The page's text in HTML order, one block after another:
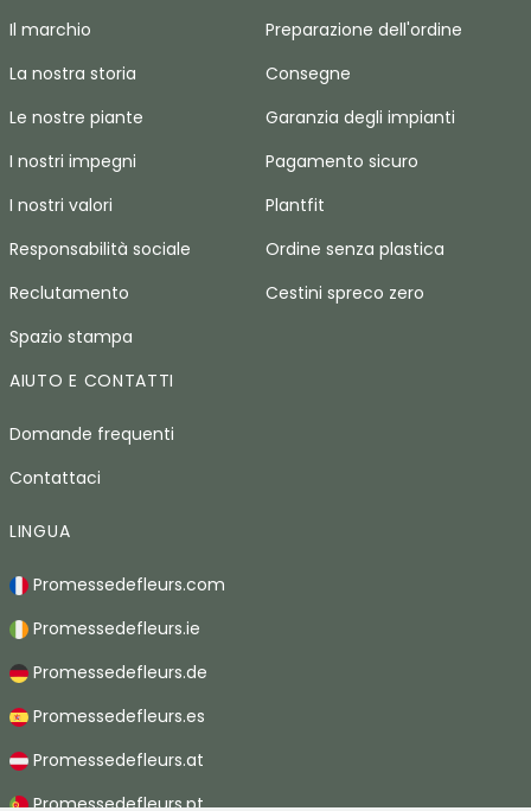
Il marchio
La nostra storia
Le nostre piante
I nostri impegni
I nostri valori
Responsabilità sociale
Reclutamento
Spazio stampa
Preparazione dell'ordine
Consegne
Garanzia degli impianti
Pagamento sicuro
Plantfit
Ordine senza plastica
Cestini spreco zero
AIUTO E CONTATTI
Domande frequenti
Contattaci
LINGUA
Promessedefleurs.com
Promessedefleurs.ie
Promessedefleurs.de
Promessedefleurs.es
Promessedefleurs.at
Promessedefleurs.pt